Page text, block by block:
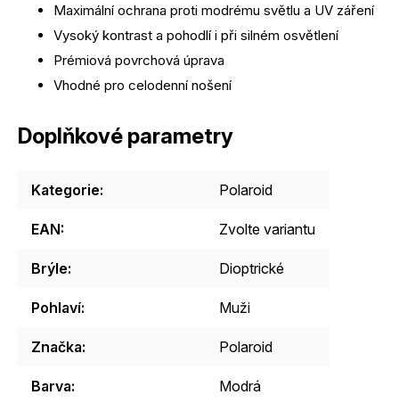
Maximální ochrana proti modrému světlu a UV záření
Vysoký kontrast a pohodlí i při silném osvětlení
Prémiová povrchová úprava
Vhodné pro celodenní nošení
Doplňkové parametry
Kategorie: Polaroid
EAN: Zvolte variantu
Brýle: Dioptrické
Pohlaví: Muži
Značka: Polaroid
Barva: Modrá